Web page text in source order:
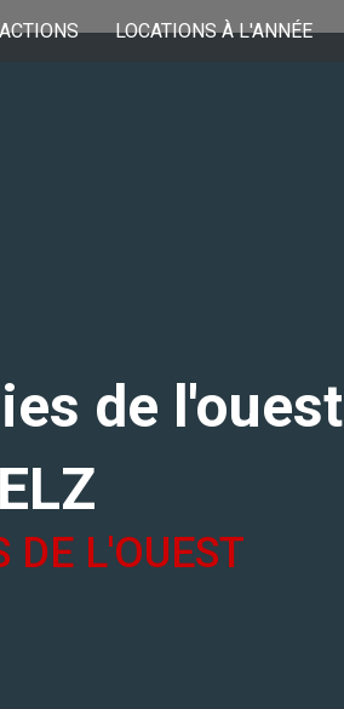
LOCATIONS À L'ANNÉE
de l'ouest
DE L'OUEST